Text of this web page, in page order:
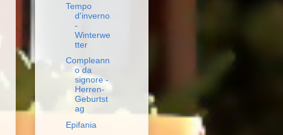
Tempo
d'inverno
-
Winterwe
tter
Compleann
o da
signore -
Herren-
Geburtst
ag
Epifania